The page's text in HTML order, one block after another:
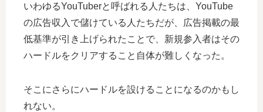
いわゆるYouTuberと呼ばれる人たちは、YouTube
の広告収入で儲けている人たちだが、広告掲載の最
低基準が引き上げられたことで、新規参入者はその
ハードルをクリアすること自体が難しくなった。
そこにさらにハードルを設けることになるのかもし
れない。